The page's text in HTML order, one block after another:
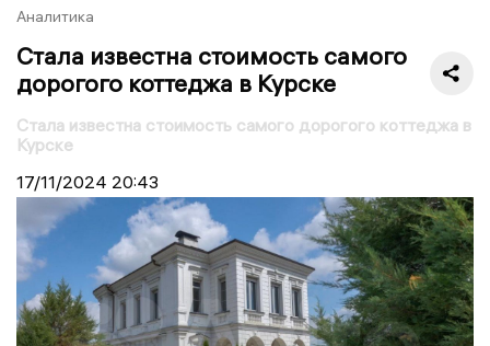
Аналитика
Стала известна стоимость самого
дорогого коттеджа в Курске
Стала известна стоимость самого дорогого коттеджа в
Курске
17/11/2024 20:43